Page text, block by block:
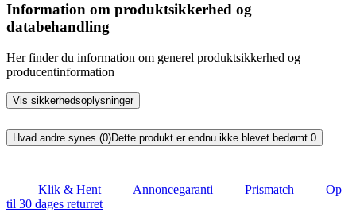
Information om produktsikkerhed og
databehandling
Her finder du information om generel produktsikkerhed og
producentinformation
Vis sikkerhedsoplysninger
Hvad andre synes (0)Dette produkt er endnu ikke blevet bedømt.0
Klik & Hent Annoncegaranti Prismatch
Op
til 30 dages returret